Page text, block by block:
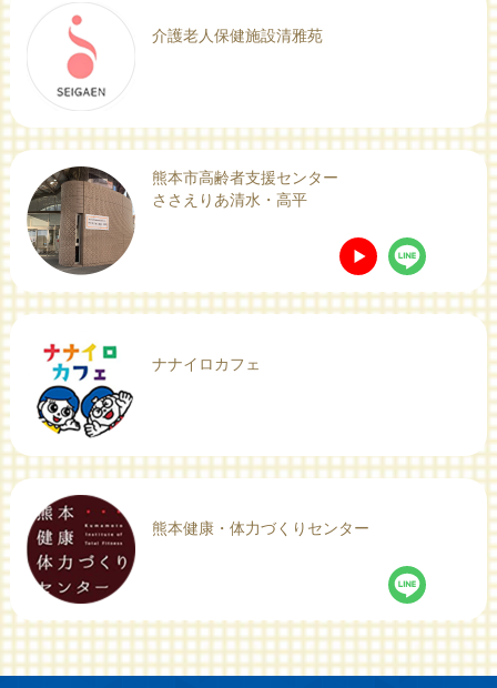
介護老人保健施設清雅苑
熊本市高齢者支援センター
ささえりあ清水・高平
ナナイロカフェ
熊本健康・体力づくりセンター